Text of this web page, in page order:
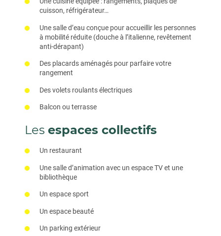
cuisson, réfrigérateur…
Une salle d’eau conçue pour accueillir les personnes
à mobilité réduite (douche à l’italienne, revêtement
anti-dérapant)
Des placards aménagés pour parfaire votre
rangement
Des volets roulants électriques
Balcon ou terrasse
Les espaces collectifs
Un restaurant
Une salle d’animation avec un espace TV et une
bibliothèque
Un espace sport
Un espace beauté
Un parking extérieur